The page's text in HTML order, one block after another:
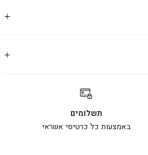
תשלומים
באמצעות כל כרטיסי אשראי